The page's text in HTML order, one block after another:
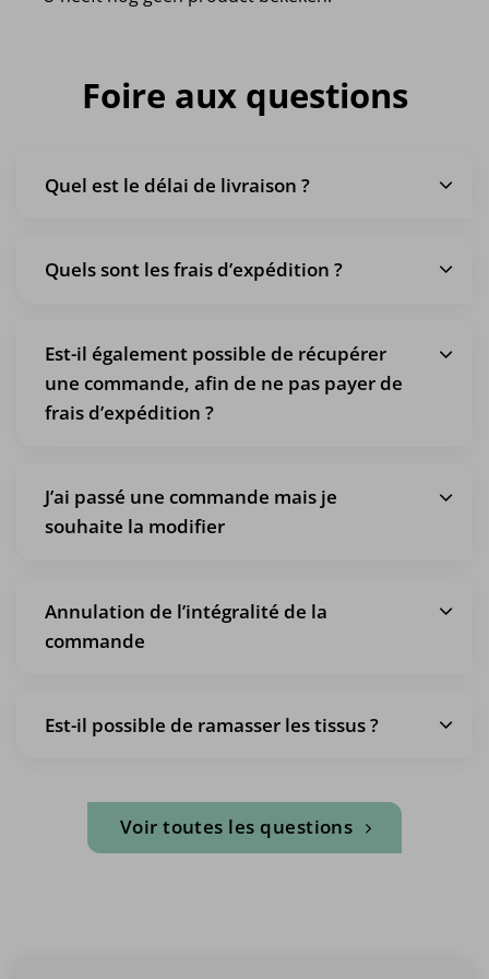
Foire aux questions
Quel est le délai de livraison ?
Quels sont les frais d’expédition ?
Est-il également possible de récupérer
une commande, afin de ne pas payer de
frais d’expédition ?
J’ai passé une commande mais je
souhaite la modifier
Annulation de l’intégralité de la
commande
Est-il possible de ramasser les tissus ?
Voir toutes les questions